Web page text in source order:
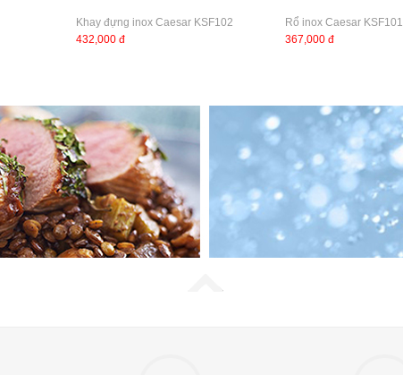
Khay đựng inox Caesar KSF102
432,000 đ
Rổ inox Caesar KSF101
367,000 đ